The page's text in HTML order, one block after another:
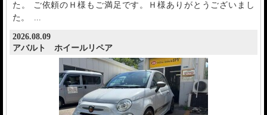
た。 ご依頼のＨ様もご満足です。Ｈ様ありがとうございまし
た。 ...
2026.08.09
アバルト ホイールリペア